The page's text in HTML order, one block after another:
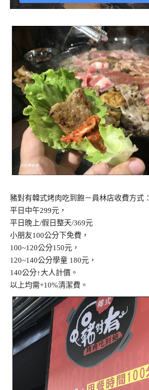
豬對有韓式烤肉吃到飽－員林店收費方式：
平日中午299元，
平日晚上/假日整天/369元
小朋友100公分下免費，
100~120公分150元，
120~140公分學童 180元，
140公分↑大人計價。
以上均需+10%清潔費。